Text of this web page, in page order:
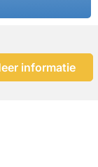
informatie